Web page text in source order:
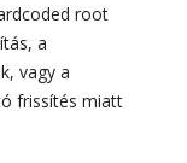
root
a
vagy a
frissítés miatt